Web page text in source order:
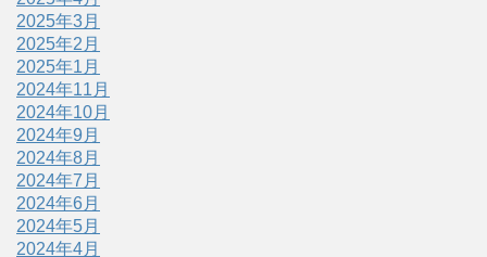
2025年3月
2025年2月
2025年1月
2024年11月
2024年10月
2024年9月
2024年8月
2024年7月
2024年6月
2024年5月
2024年4月